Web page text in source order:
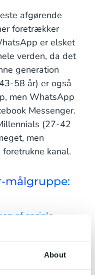
About
afgørende
foretrækker
er elsket
verden, da det
generation
58 år) er også
men WhatsApp
Messenger.
(27-42
men
kanal.
målgruppe:
af sociale
deres nabo
er den
de